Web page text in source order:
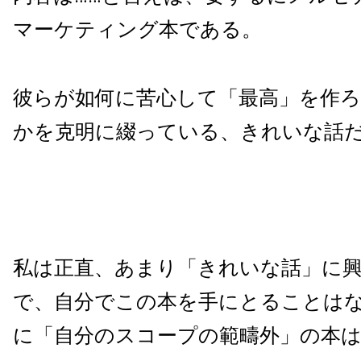
マーケティング本である。
彼らが如何に苦心して「最高」を作
かを克明に綴っている、きれいな話
私は正直、あまり「きれいな話」に
で、自分でこの本を手にとることは
に「自分のスコープの範疇外」の本